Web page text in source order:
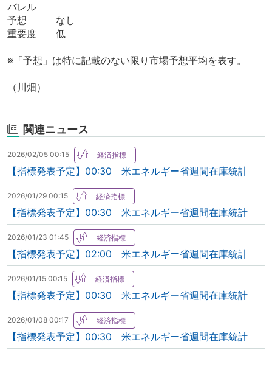
バレル
予想 なし
重要度 低
※「予想」は特に記載のない限り市場予想平均を表す。
（川畑）
関連ニュース
2026/02/05 00:15
【指標発表予定】00:30 米エネルギー省週間在庫統計
2026/01/29 00:15
【指標発表予定】00:30 米エネルギー省週間在庫統計
2026/01/23 01:45
【指標発表予定】02:00 米エネルギー省週間在庫統計
2026/01/15 00:15
【指標発表予定】00:30 米エネルギー省週間在庫統計
2026/01/08 00:17
【指標発表予定】00:30 米エネルギー省週間在庫統計